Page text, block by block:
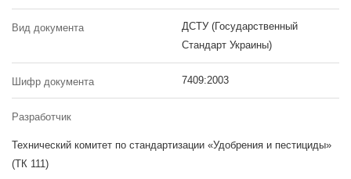
Вид документа
ДСТУ (Государственный
Стандарт Украины)
Шифр документа 7409:2003
Разработчик
Технический комитет по стандартизации «Удобрения и пестициды»
(ТК 111)